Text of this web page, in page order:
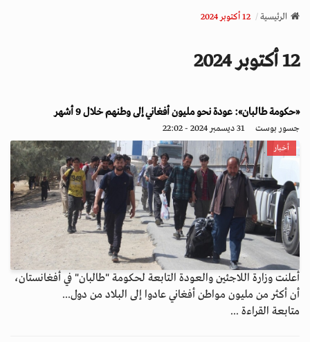
v
a
o
n
الرئيسية 12 أكتوبر 2024
12 أكتوبر 2024
«حكومة طالبان»: عودة نحو مليون أفغاني إلى وطنهم خلال 9 أشهر
جسور بوست 31 ديسمبر 2024 - 22:02
أخبار
أعلنت وزارة اللاجئين والعودة التابعة لحكومة "طالبان" في أفغانستان،
أن أكثر من مليون مواطن أفغاني عادوا إلى البلاد من دول...
متابعة القراءة ...